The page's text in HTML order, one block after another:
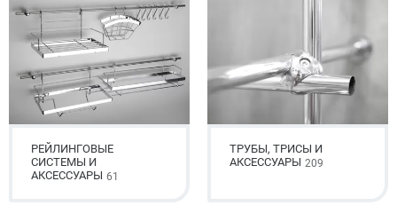
РЕЙЛИНГОВЫЕ
СИСТЕМЫ И
АКСЕССУАРЫ 61
ТРУБЫ, ТРИСЫ И
АКСЕССУАРЫ 209